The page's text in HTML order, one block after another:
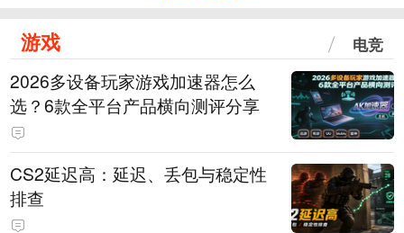
游戏 电竞
2026多设备玩家游戏加速器怎么
选？6款全平台产品横向测评分享
CS2延迟高：延迟、丢包与稳定性
排查